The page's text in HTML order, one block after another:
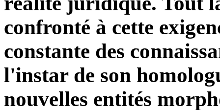
confronté à cette
constante des
l'instar de son
nouvelles entités